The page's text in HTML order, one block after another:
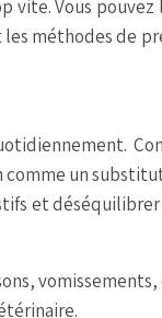
vite. Vous
les méthodes de
comme un
et